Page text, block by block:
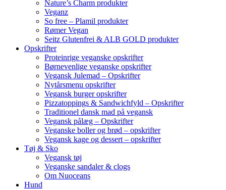
Nature’s Charm produkter
Veganz
So free – Plamil produkter
Rømer Vegan
Seitz Glutenfrei & ALB GOLD produkter
Opskrifter
Proteinrige veganske opskrifter
Børnevenlige veganske opskrifter
Vegansk Julemad – Opskrifter
Nytårsmenu opskrifter
Vegansk burger opskrifter
Pizzatoppings & Sandwichfyld – Opskrifter
Traditionel dansk mad på vegansk
Vegansk pålæg – Opskrifter
Veganske boller og brød – opskrifter
Vegansk kage og dessert – opskrifter
Tøj & Sko
Vegansk tøj
Veganske sandaler & clogs
Om Nuoceans
Hund